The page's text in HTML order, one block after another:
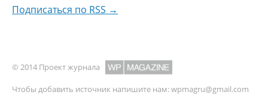
Подписаться по RSS →
© 2014 Проект журнала
Чтобы добавить источник напишите нам:wpmagru@gmail.com